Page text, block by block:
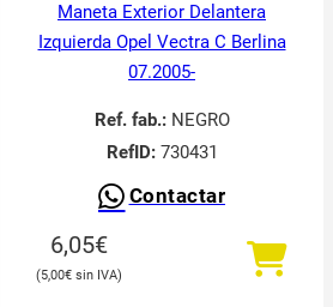
Maneta Exterior Delantera
Izquierda Opel Vectra C Berlina
07.2005-
Ref. fab.:NEGRO
RefID:730431
Contactar
6,05€
5,00€